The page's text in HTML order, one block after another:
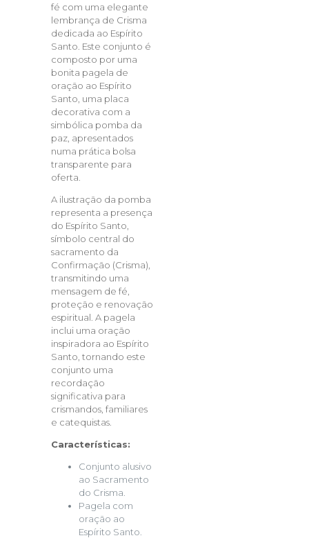
fé com uma elegante
lembrança de Crisma
dedicada ao Espírito
Santo. Este conjunto é
composto por uma
bonita pagela de
oração ao Espírito
Santo, uma placa
decorativa com a
simbólica pomba da
paz, apresentados
numa prática bolsa
transparente para
oferta.
A ilustração da pomba
representa a presença
do Espírito Santo,
símbolo central do
sacramento da
Confirmação (Crisma),
transmitindo uma
mensagem de fé,
proteção e renovação
espiritual. A pagela
inclui uma oração
inspiradora ao Espírito
Santo, tornando este
conjunto uma
recordação
significativa para
crismandos, familiares
e catequistas.
Características:
Conjunto alusivo
ao Sacramento
do Crisma.
Pagela com
oração ao
Espírito Santo.